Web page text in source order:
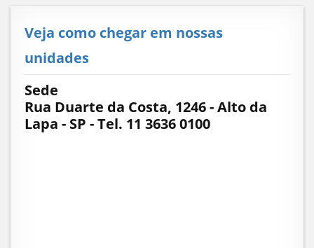
Veja como chegar em nossas
unidades
Sede
Rua Duarte da Costa, 1246 - Alto da
Lapa - SP - Tel. 11 3636 0100